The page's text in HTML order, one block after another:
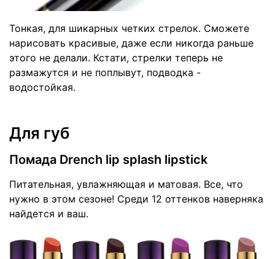
Тонкая, для шикарных четких стрелок. Сможете
нарисовать красивые, даже если никогда раньше
этого не делали. Кстати, стрелки теперь не
размажутся и не поплывут, подводка -
водостойкая.
Для губ
Помада Drench lip splash lipstick
Питательная, увлажняющая и матовая. Все, что
нужно в этом сезоне! Среди 12 оттенков наверняка
найдется и ваш.